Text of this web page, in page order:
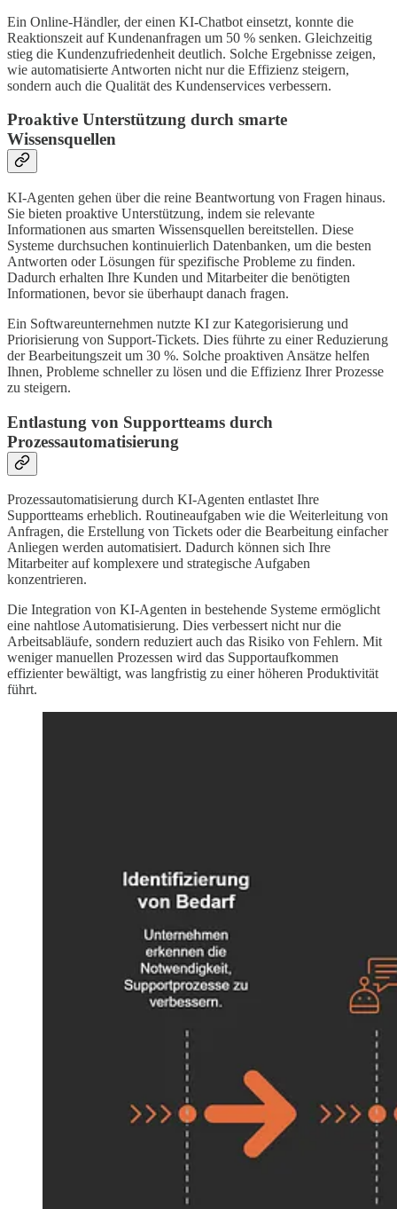
Ein Online-Händler, der einen KI-Chatbot einsetzt, konnte die
Reaktionszeit auf Kundenanfragen um 50 % senken. Gleichzeitig
stieg die Kundenzufriedenheit deutlich. Solche Ergebnisse zeigen,
wie automatisierte Antworten nicht nur die Effizienz steigern,
sondern auch die Qualität des Kundenservices verbessern.
Proaktive Unterstützung durch smarte
Wissensquellen
KI-Agenten gehen über die reine Beantwortung von Fragen hinaus.
Sie bieten proaktive Unterstützung, indem sie relevante
Informationen aus smarten Wissensquellen bereitstellen. Diese
Systeme durchsuchen kontinuierlich Datenbanken, um die besten
Antworten oder Lösungen für spezifische Probleme zu finden.
Dadurch erhalten Ihre Kunden und Mitarbeiter die benötigten
Informationen, bevor sie überhaupt danach fragen.
Ein Softwareunternehmen nutzte KI zur Kategorisierung und
Priorisierung von Support-Tickets. Dies führte zu einer Reduzierung
der Bearbeitungszeit um 30 %. Solche proaktiven Ansätze helfen
Ihnen, Probleme schneller zu lösen und die Effizienz Ihrer Prozesse
zu steigern.
Entlastung von Supportteams durch
Prozessautomatisierung
Prozessautomatisierung durch KI-Agenten entlastet Ihre
Supportteams erheblich. Routineaufgaben wie die Weiterleitung von
Anfragen, die Erstellung von Tickets oder die Bearbeitung einfacher
Anliegen werden automatisiert. Dadurch können sich Ihre
Mitarbeiter auf komplexere und strategische Aufgaben
konzentrieren.
Die Integration von KI-Agenten in bestehende Systeme ermöglicht
eine nahtlose Automatisierung. Dies verbessert nicht nur die
Arbeitsabläufe, sondern reduziert auch das Risiko von Fehlern. Mit
weniger manuellen Prozessen wird das Supportaufkommen
effizienter bewältigt, was langfristig zu einer höheren Produktivität
führt.